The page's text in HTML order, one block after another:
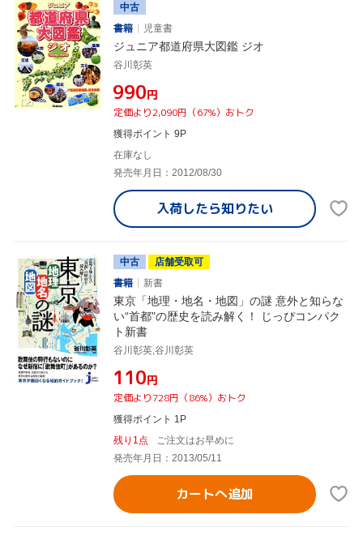
中古
書籍
児童書
ジュニア都道府県大図鑑 ジオ
谷川彰英
¥990円
定価より2,090円（67%）おトク
獲得ポイント 9P
在庫なし
発売年月日：2012/08/30
入荷したら知りたい
中古
店舗受取可
書籍
新書
東京「地理・地名・地図」の謎 意外と知らな
い“首都"の歴史を読み解く！ じっぴコンパク
ト新書
谷川彰英,谷川彰英
¥110円
定価より728円（86%）おトク
獲得ポイント 1P
残り1点
ご注文はお早めに
発売年月日：2013/05/11
カートへ追加